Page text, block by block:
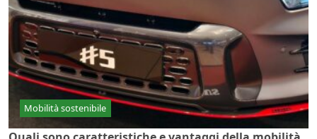
Mobilità sostenibile